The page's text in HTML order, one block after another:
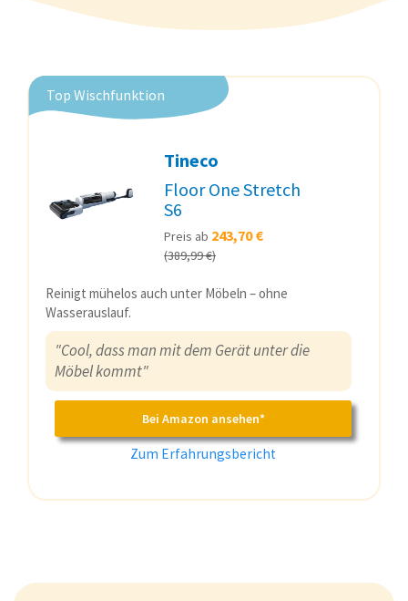
Top Wischfunktion
Tineco
Floor One Stretch
S6
Preis ab 243,70 €
(389,99 €)
Reinigt mühelos auch unter Möbeln – ohne
Wasserauslauf.
"Cool, dass man mit dem Gerät unter die
Möbel kommt"
Bei Amazon ansehen*
Zum Erfahrungsbericht